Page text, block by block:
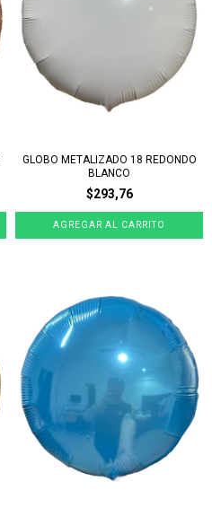
GLOBO METALIZADO 18 REDONDO
BLANCO
$293,76